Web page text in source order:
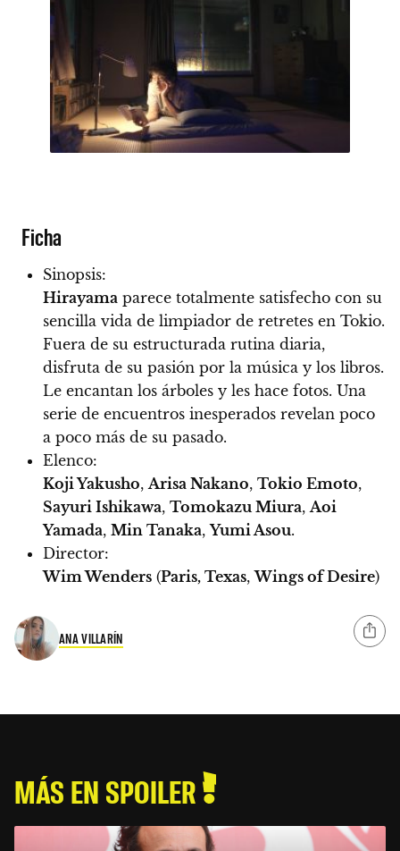
Ficha
Sinopsis:
Hirayama parece totalmente satisfecho con su
sencilla vida de limpiador de retretes en Tokio.
Fuera de su estructurada rutina diaria,
disfruta de su pasión por la música y los libros.
Le encantan los árboles y les hace fotos. Una
serie de encuentros inesperados revelan poco
a poco más de su pasado.
Elenco:
Koji Yakusho,Arisa Nakano, Tokio Emoto,
Sayuri Ishikawa, Tomokazu Miura,Aoi
Yamada, Min Tanaka,Yumi Asou.
Director:
Wim Wenders (Paris, Texas,Wings of Desire)
ANA VILLARÍN
MÁS EN SPOILER